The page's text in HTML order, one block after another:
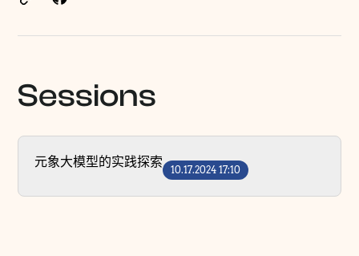
Sessions
元象大模型的实践探索
10.17.2024 17:10